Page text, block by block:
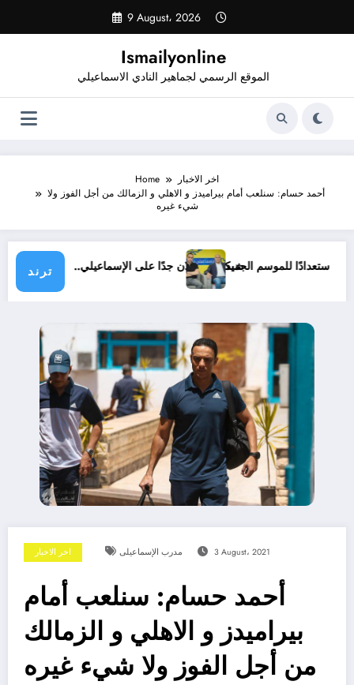
content
9 August، 2026
Ismailyonline
الموقع الرسمي لجماهير النادي الاسماعيلي
Home
اخر الاخبار
أحمد حسام: سنلعب أمام بيراميدز و الاهلي و الزمالك من أجل الفوز ولا
شيء غيره
ترند
شيكابالا: زعلان جدًا على الإسماعيلي..حتى الآن استعدادًا للموسم الجديد
اخر الاخبار مدرب الإسماعيلى 3 August، 2021
أحمد حسام: سنلعب أمام
بيراميدز و الاهلي و الزمالك
من أجل الفوز ولا شيء غيره